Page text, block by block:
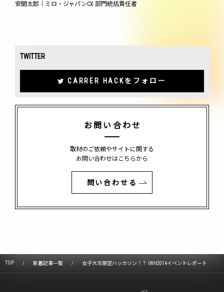
安間太郎｜ミロ・ジャパンCX 部門統括責任者
TWITTER
CARRER HACKをフォロー
お問い合わせ
取材のご依頼やサイトに関する
お問い合わせはこちらから
問い合わせる
TOP 新着記事一覧 女子大生限定ハッカソン！？ IWH2014イベントレポート